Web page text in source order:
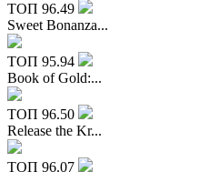
ТОП 96.49
Sweet Bonanza...
ТОП 95.94
Book of Gold:...
ТОП 96.50
Release the Kr...
ТОП 96.07